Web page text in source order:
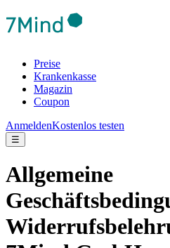
Preise
Krankenkasse
Magazin
Coupon
AnmeldenKostenlos testen
☰
Allgemeine